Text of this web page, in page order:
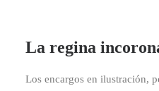
La regina
Los encargos en ilustración,